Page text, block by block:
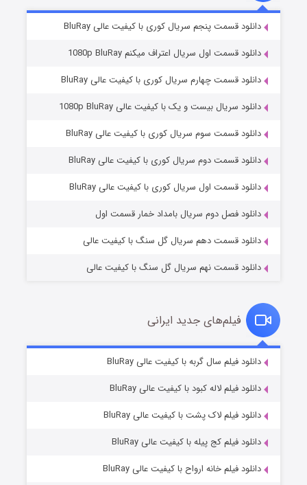
قسمت۵ (زیرنویس) منتشر شد
وستی ها
قسمت۱ (زیرنویس) منتشر شد
قسمت۶ (زیرنویس) منتشر شد
دانلود قسمت پنجم سریال کوری با کیفیت عالی BluRay
دانلود قسمت اول سریال اعتراف میکنم 1080p BluRay
دانلود قسمت چهارم سریال کوری با کیفیت عالی BluRay
دانلود سریال بیست و یک با کیفیت عالی 1080p BluRay
دانلود قسمت سوم سریال کوری با کیفیت عالی BluRay
دانلود قسمت دوم سریال کوری با کیفیت عالی BluRay
دانلود قسمت اول سریال کوری با کیفیت عالی BluRay
دانلود فصل دوم سریال بامداد خمار قسمت اول
دانلود قسمت دهم سریال گل سنگ با کیفیت عالی
دانلود قسمت نهم سریال گل سنگ با کیفیت عالی
فیلم‌های جدید ایرانی
دانلود فیلم سال گربه با کیفیت عالی BluRay
دانلود فیلم لاله کبود با کیفیت عالی BluRay
دانلود فیلم لاک پشت با کیفیت عالی BluRay
دانلود فیلم کج‌ پیله با کیفیت عالی BluRay
دانلود فیلم خانه ارواح با کیفیت عالی BluRay